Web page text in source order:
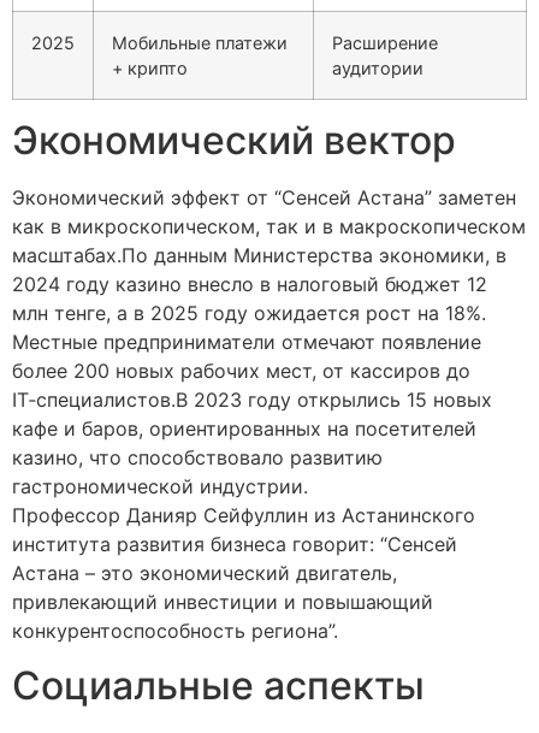
2025
Мобильные платежи
+ крипто
Расширение
аудитории
Экономический вектор
Экономический эффект от “Сенсей Астана” заметен
как в микроскопическом, так и в макроскопическом
масштабах.По данным Министерства экономики, в
2024 году казино внесло в налоговый бюджет 12
млн тенге, а в 2025 году ожидается рост на 18%.
Местные предприниматели отмечают появление
более 200 новых рабочих мест, от кассиров до
IT‑специалистов.В 2023 году открылись 15 новых
кафе и баров, ориентированных на посетителей
казино, что способствовало развитию
гастрономической индустрии.
Профессор Данияр Сейфуллин из Астанинского
института развития бизнеса говорит: “Сенсей
Астана – это экономический двигатель,
привлекающий инвестиции и повышающий
конкурентоспособность региона”.
Социальные аспекты